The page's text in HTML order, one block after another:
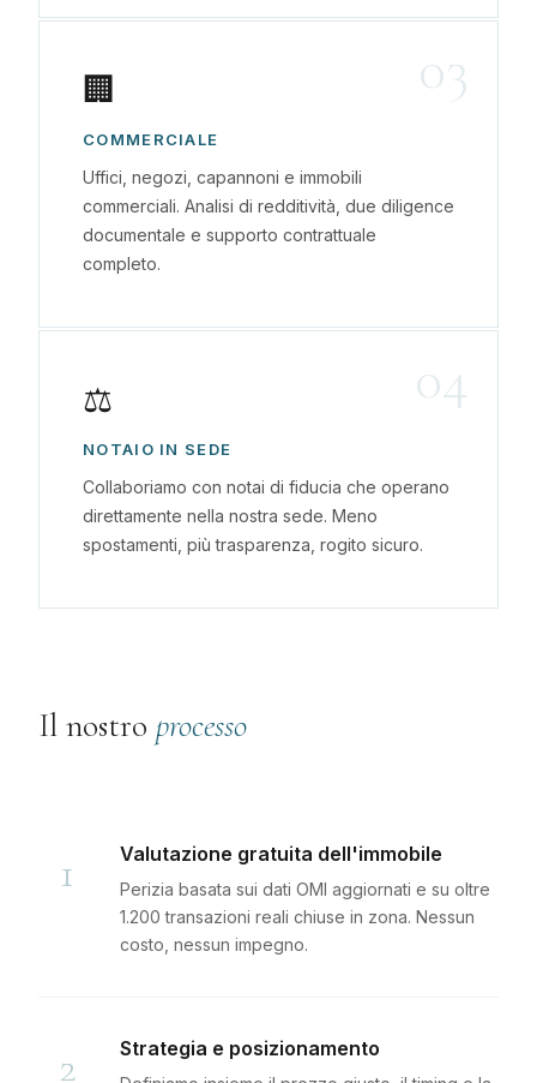
03
🏢
COMMERCIALE
Uffici, negozi, capannoni e immobili
commerciali. Analisi di redditività, due diligence
documentale e supporto contrattuale
completo.
04
⚖️
NOTAIO IN SEDE
Collaboriamo con notai di fiducia che operano
direttamente nella nostra sede. Meno
spostamenti, più trasparenza, rogito sicuro.
Il nostro processo
1 Valutazione gratuita dell'immobile
Perizia basata sui dati OMI aggiornati e su oltre
1.200 transazioni reali chiuse in zona. Nessun
costo, nessun impegno.
2 Strategia e posizionamento